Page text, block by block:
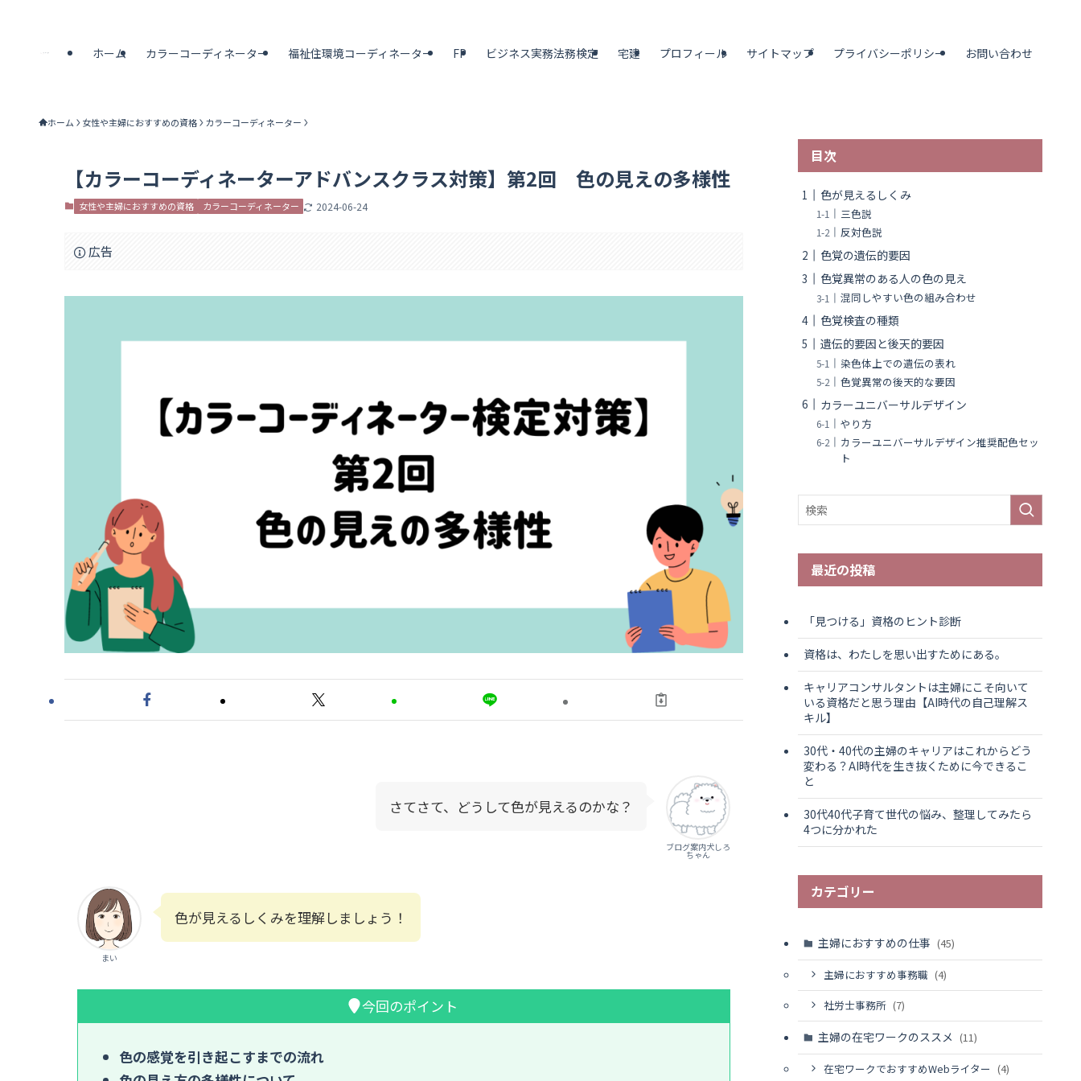
ホーム カラーコーディネーター 福祉住環境コーディネーター FP ビジネス実務法務検定 宅建 プロフィール サイトマップ プライバシーポリシー お問い合わせ
ホーム 女性や主婦におすすめの資格 カラーコーディネーター
【カラーコーディネーターアドバンスクラス対策】第2回 色の見えの多様性
女性や主婦におすすめの資格 カラーコーディネーター 2024-06-24
広告
ブログ案内犬しろ
ちゃん
さてさて、どうして色が見えるのかな？
まい
色が見えるしくみを理解しましょう！
今回のポイント
色の感覚を引き起こすまでの流れ
目次
色が見えるしくみ
三色説
反対色説
色覚の遺伝的要因
色覚異常のある人の色の見え
混同しやすい色の組み合わせ
色覚検査の種類
遺伝的要因と後天的要因
染色体上での遺伝の表れ
色覚異常の後天的な要因
カラーユニバーサルデザイン
やり方
カラーユニバーサルデザイン推奨配色セッ
ト
最近の投稿
「見つける」資格のヒント診断
資格は、わたしを思い出すためにある。
キャリアコンサルタントは主婦にこそ向いて
いる資格だと思う理由【AI時代の自己理解ス
キル】
30代・40代の主婦のキャリアはこれからどう
変わる？AI時代を生き抜くために今できるこ
と
30代40代子育て世代の悩み、整理してみたら
4つに分かれた
カテゴリー
主婦におすすめの仕事 (45)
主婦におすすめ事務職 (4)
社労士事務所 (7)
主婦の在宅ワークのススメ (11)
在宅ワークでおすすめWebライター (4)